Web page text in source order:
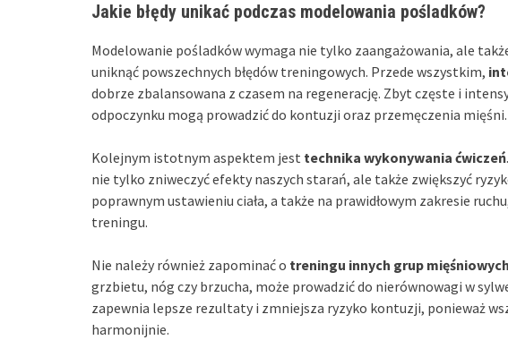
Jakie błędy unikać podczas modelowania pośladków?
Modelowanie pośladków wymaga nie tylko zaangażowania, ale
uniknąć powszechnych błędów treningowych. Przede wszystkim,
dobrze zbalansowana z czasem na regenerację. Zbyt częste i
odpoczynku mogą prowadzić do kontuzji oraz przemęczenia mięśni.
Kolejnym istotnym aspektem jest technika wykonywania ćwiczeń
nie tylko zniweczyć efekty naszych starań, ale także zwiększyć
poprawnym ustawieniu ciała, a także na prawidłowym zakresie
treningu.
Nie należy również zapominać o treningu innych grup mięśniowych
grzbietu, nóg czy brzucha, może prowadzić do nierównowagi w
zapewnia lepsze rezultaty i zmniejsza ryzyko kontuzji, ponieważ
harmonijnie.